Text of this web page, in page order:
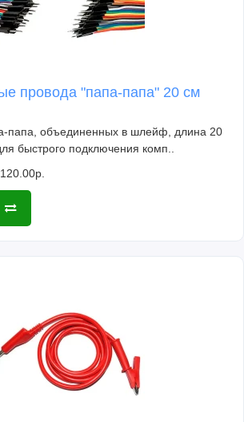
провода "папа-папа" 20 см
папа, объединенных в шлейф, длина 20
быстрого подключения комп..